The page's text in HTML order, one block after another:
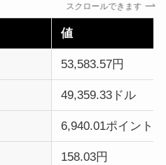
スクロールできます
値
53,583.57円
49,359.33ドル
6,940.01ポイント
158.03円